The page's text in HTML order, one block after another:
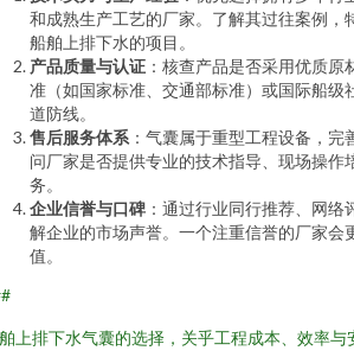
和成熟生产工艺的厂家。了解其过往案例，
船舶上排下水的项目。
产品质量与认证 ：核查产品是否采用优质
准（如国家标准、交通部标准）或国际船级
道防线。
售后服务体系 ：气囊属于重型工程设备，
问厂家是否提供专业的技术指导、现场操作
务。
企业信誉与口碑 ：通过行业同行推荐、网
解企业的市场声誉。一个注重信誉的厂家会
值。
上排下水气囊的选择，关乎工程成本、效率